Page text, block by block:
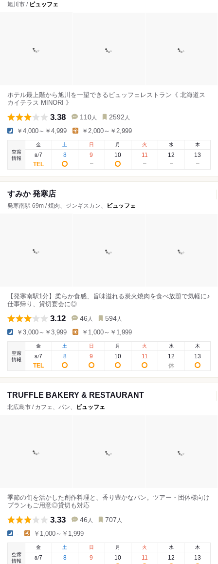
旭川市 / ビュッフェ
ホテル最上階から旭川を一望できるビュッフェレストラン《 北海道ス
カイテラス MINORI 》
3.38 110 人 2592 人
￥4,000～￥4,999 ￥2,000～￥2,999
空席
情報
金
8/7
土
8
日
9
月
10
火
11
水
12
木
13
すみか 発寒店
発寒南駅 69m / 焼肉、ジンギスカン、 ビュッフェ
【発寒南駅1分】柔らか食感、旨味溢れる炭火焼肉を食べ放題で気軽に♪
仕事帰り、貸切宴会に◎
3.12 46 人 594 人
￥3,000～￥3,999 ￥1,000～￥1,999
空席
情報
金
8/7
土
8
日
9
月
10
火
11
水
12
木
13
TRUFFLE BAKERY & RESTAURANT
北広島市 / カフェ、パン、 ビュッフェ
季節の旬を活かした創作料理と、香り豊かなパン。ツアー・団体様向け
プランもご用意◎貸切も対応
3.33 46 人 707 人
- ￥1,000～￥1,999
空席
情報
金
8/7
土
8
日
9
月
10
火
11
水
12
木
13